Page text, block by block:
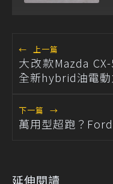
← 上一篇
大改款Mazda
全新hybrid油電動
下一篇 →
萬用型超跑？
延伸閱讀